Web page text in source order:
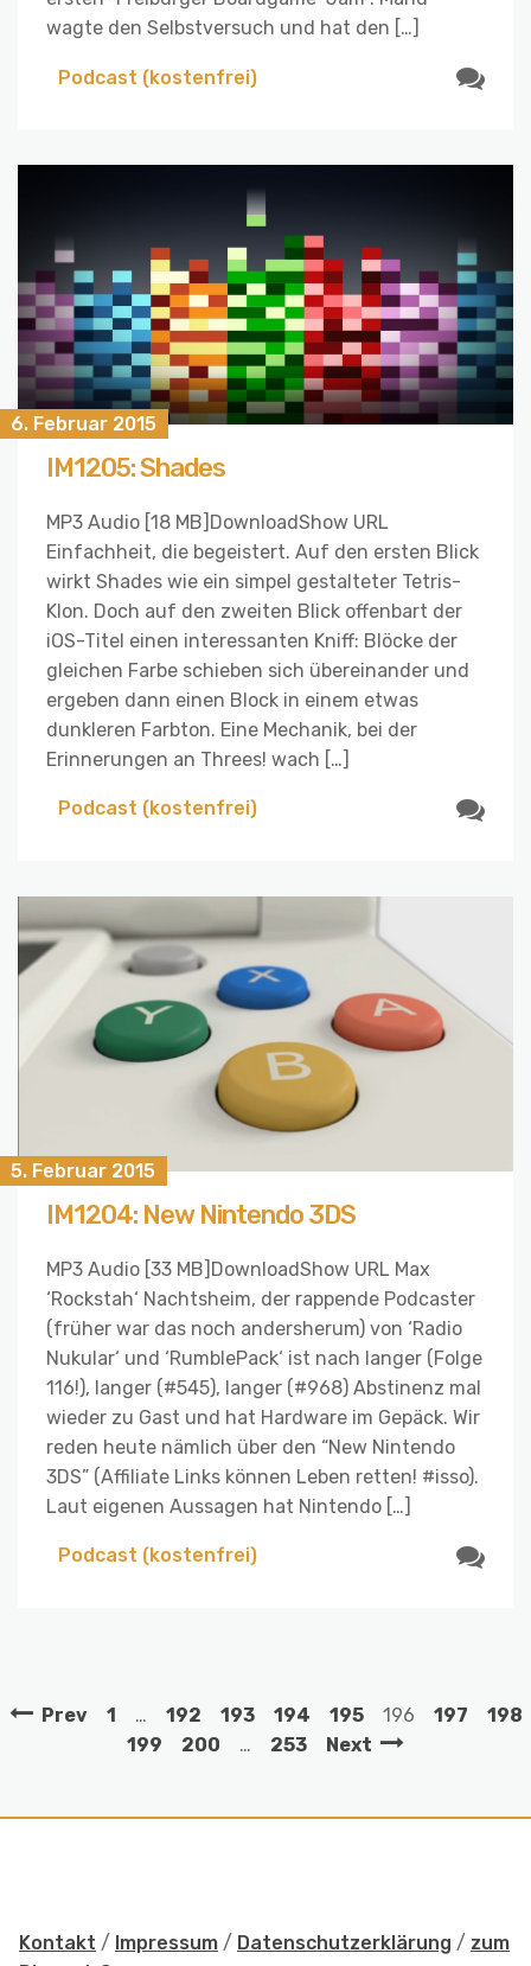
wagte den Selbstversuch und hat den […]
Podcast (kostenfrei)
6. Februar 2015
IM1205: Shades
MP3 Audio [18 MB]DownloadShow URL
Einfachheit, die begeistert. Auf den ersten Blick
wirkt Shades wie ein simpel gestalteter Tetris-
Klon. Doch auf den zweiten Blick offenbart der
iOS-Titel einen interessanten Kniff: Blöcke der
gleichen Farbe schieben sich übereinander und
ergeben dann einen Block in einem etwas
dunkleren Farbton. Eine Mechanik, bei der
Erinnerungen an Threes! wach […]
Podcast (kostenfrei)
5. Februar 2015
IM1204: New Nintendo 3DS
MP3 Audio [33 MB]DownloadShow URL Max
‘Rockstah‘ Nachtsheim, der rappende Podcaster
(früher war das noch andersherum) von ‘Radio
Nukular‘ und ‘RumblePack‘ ist nach langer (Folge
116!), langer (#545), langer (#968) Abstinenz mal
wieder zu Gast und hat Hardware im Gepäck. Wir
reden heute nämlich über den “New Nintendo
3DS” (Affiliate Links können Leben retten! #isso).
Laut eigenen Aussagen hat Nintendo […]
Podcast (kostenfrei)
Prev 1 … 192 193 194 195 196 197
198
199
200 … 253 Next
Kontakt / Impressum / Datenschutzerklärung / zum